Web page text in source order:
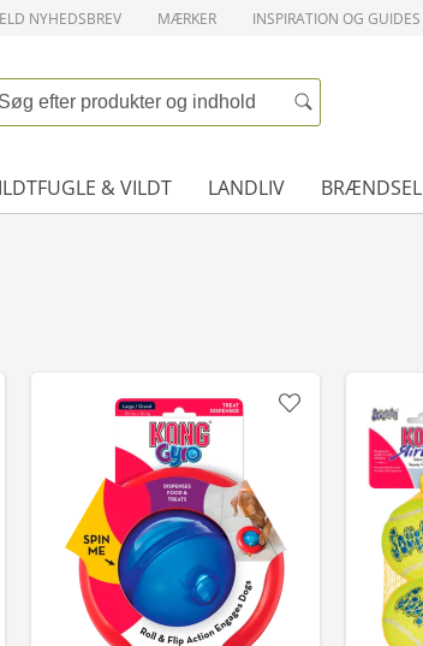
NYHEDSBREV MÆRKER INSPIRATION OG GUIDES
& VILDT LANDLIV BRÆNDSEL